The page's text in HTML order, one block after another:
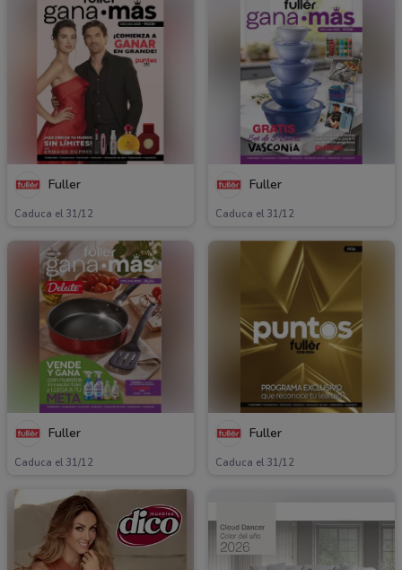
Fuller
Caduca el 31/12
Fuller
Caduca el 31/12
Fuller
Caduca el 31/12
Fuller
Caduca el 31/12